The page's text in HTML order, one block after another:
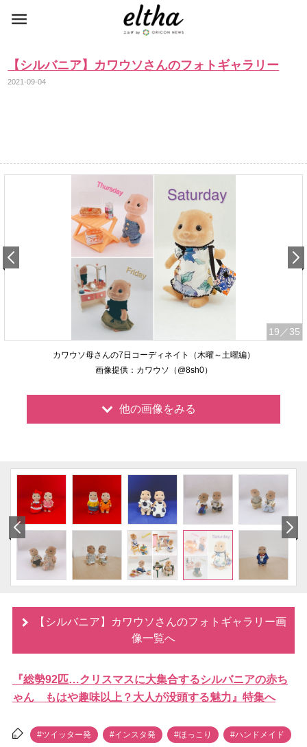
【シルバニア】カワウソさんのフォトギャラリー
2021-09-04
19 ／35
カワウソ母さんの7日コーディネイト（木曜～土曜編）
画像提供：カワウソ（@8sh0）
他の画像をみる
【シルバニア】カワウソさんのフォトギャラリー画
像一覧へ
『総勢92匹…クリスマスに大集合するシルバニアの赤ち
ゃん もはや趣味以上？大人が没頭する魅力』特集へ
#ツイッター発 #インスタ発 #ほっこり #ハンドメイド